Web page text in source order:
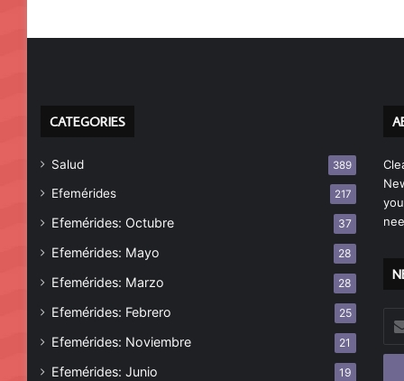
CATEGORIES
Salud 389
Efemérides 217
Efemérides: Octubre 37
Efemérides: Mayo 28
Efemérides: Marzo 28
Efemérides: Febrero 25
Efemérides: Noviembre 21
Efemérides: Junio 19
tu